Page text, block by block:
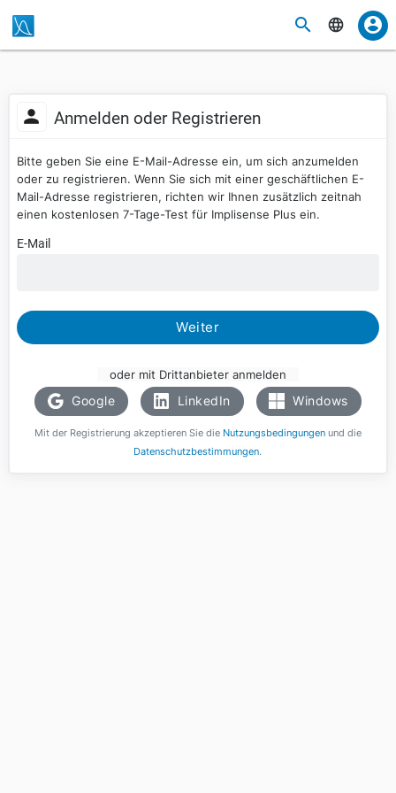
Anmelden oder Registrieren
Bitte geben Sie eine E-Mail-Adresse ein, um sich anzumelden
oder zu registrieren. Wenn Sie sich mit einer geschäftlichen E-
Mail-Adresse registrieren, richten wir Ihnen zusätzlich zeitnah
einen kostenlosen 7-Tage-Test für Implisense Plus ein.
E-Mail
Weiter
oder mit Drittanbieter anmelden
Google LinkedIn Windows
Mit der Registrierung akzeptieren Sie die Nutzungsbedingungenund die
Datenschutzbestimmungen.